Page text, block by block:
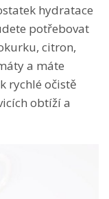
hydratace
potřebovat
citron,
a máte
rychlé očistě
obtíží a